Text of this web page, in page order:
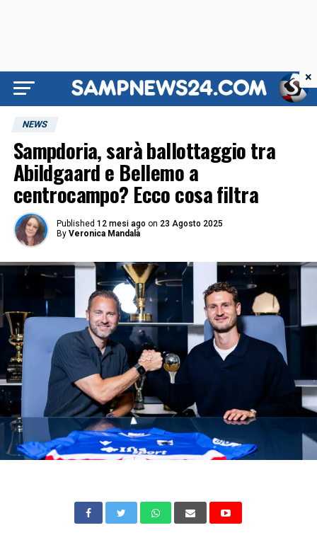
NEWS
Sampdoria, sarà ballottaggio tra
Abildgaard e Bellemo a
centrocampo? Ecco cosa filtra
Published 12 mesi ago on 23 Agosto 2025
By Veronica Mandalà
×